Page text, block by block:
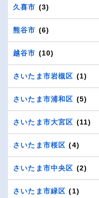
久喜市 (3)
熊谷市 (6)
越谷市 (10)
さいたま市岩槻区 (1)
さいたま市浦和区 (5)
さいたま市大宮区 (11)
さいたま市桜区 (4)
さいたま市中央区 (2)
さいたま市緑区 (1)